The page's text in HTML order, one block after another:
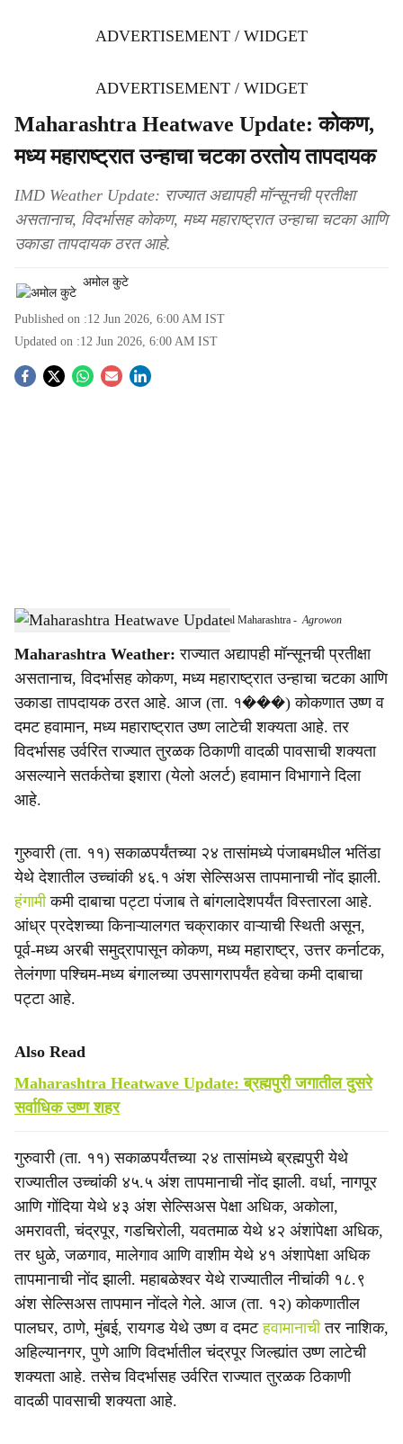
ADVERTISEMENT / WIDGET
ADVERTISEMENT / WIDGET
Maharashtra Heatwave Update: कोकण,
मध्य महाराष्ट्रात उन्हाचा चटका ठरतोय तापदायक
IMD Weather Update: राज्यात अद्यापही मॉन्सूनची प्रतीक्षा
असतानाच, विदर्भासह कोकण, मध्य महाराष्ट्रात उन्हाचा चटका आणि
उकाडा तापदायक ठरत आहे.
अमोल कुटे
Published on :12 Jun 2026, 6:00 AM IST
Updated on :12 Jun 2026, 6:00 AM IST
S
a
r
e
Heat and Humidity Intensify in Konkan and Central Maharashtra -Agrowon
Maharashtra Weather: राज्यात अद्यापही मॉन्सूनची प्रतीक्षा
असतानाच, विदर्भासह कोकण, मध्य महाराष्ट्रात उन्हाचा चटका आणि
उकाडा तापदायक ठरत आहे. आज (ता. १���) कोकणात उष्ण व
दमट हवामान, मध्य महाराष्ट्रात उष्ण लाटेची शक्यता आहे. तर
विदर्भासह उर्वरित राज्यात तुरळक ठिकाणी वादळी पावसाची शक्यता
असल्याने सतर्कतेचा इशारा (येलो अलर्ट) हवामान विभागाने दिला
आहे.
गुरुवारी (ता. ११) सकाळपर्यंतच्या २४ तासांमध्ये पंजाबमधील भतिंडा
येथे देशातील उच्चांकी ४६.१ अंश सेल्सिअस तापमानाची नोंद झाली.
हंगामीकमी दाबाचा पट्टा पंजाब ते बांगलादेशपर्यंत विस्तारला आहे.
आंध्र प्रदेशच्या किनाऱ्यालगत चक्राकार वाऱ्याची स्थिती असून,
पूर्व-मध्य अरबी समुद्रापासून कोकण, मध्य महाराष्ट्र, उत्तर कर्नाटक,
तेलंगणा पश्चिम-मध्य बंगालच्या उपसागरापर्यंत हवेचा कमी दाबाचा
पट्टा आहे.
Also Read
Maharashtra Heatwave Update: ब्रह्मपुरी जगातील दुसरे
सर्वाधिक उष्ण शहर
गुरुवारी (ता. ११) सकाळपर्यंतच्या २४ तासांमध्ये ब्रह्मपुरी येथे
राज्यातील उच्चांकी ४५.५ अंश तापमानाची नोंद झाली. वर्धा, नागपूर
आणि गोंदिया येथे ४३ अंश सेल्सिअस पेक्षा अधिक, अकोला,
अमरावती, चंद्रपूर, ‎गडचिरोली, यवतमाळ येथे ४२ अंशांपेक्षा अधिक,
तर धुळे, जळगाव, मालेगाव आणि वाशीम येथे ४१ अंशापेक्षा अधिक
तापमानाची नोंद झाली. महाबळेश्वर येथे राज्यातील नीचांकी १८.९
अंश सेल्सिअस तापमान नोंदले गेले. आज (ता. १२) कोकणातील
पालघर, ठाणे, मुंबई, रायगड येथे उष्ण व दमटहवामानाचीतर नाशिक,
अहिल्यानगर, पुणे आणि विदर्भातील चंद्रपूर जिल्ह्यांत उष्ण लाटेची
शक्यता आहे. तसेच विदर्भासह उर्वरित राज्यात तुरळक ठिकाणी
वादळी पावसाची शक्यता आहे.